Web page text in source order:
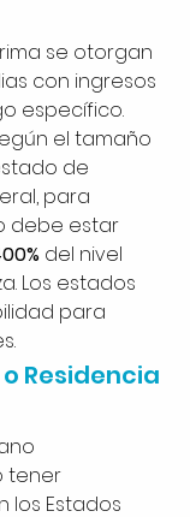
se otorgan
con ingresos
específico.
el tamaño
de
para
debe estar
del nivel
Los estados
para
Residencia
tener
los Estados